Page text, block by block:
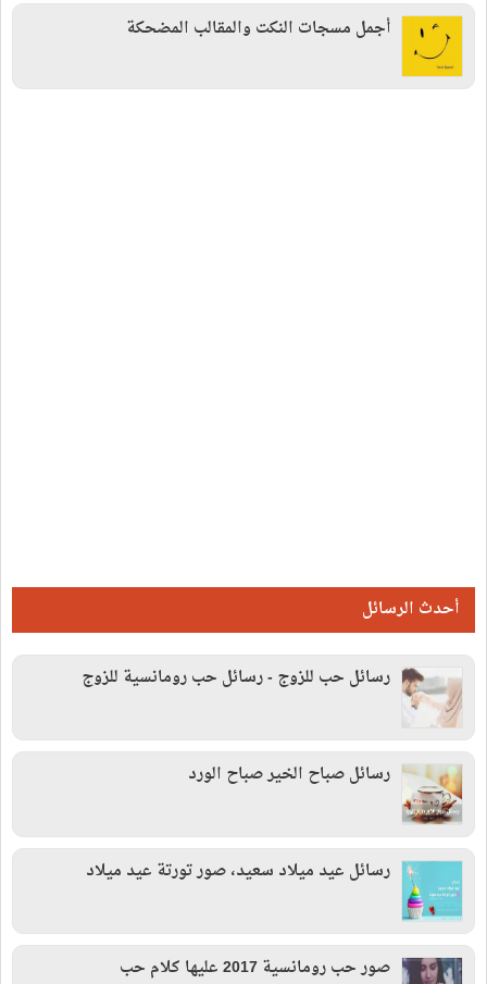
أجمل مسجات النكت والمقالب المضحكة
أحدث الرسائل
رسائل حب للزوج - رسائل حب رومانسية للزوج
رسائل صباح الخير صباح الورد
رسائل عيد ميلاد سعيد، صور تورتة عيد ميلاد
صور حب رومانسية 2017 عليها كلام حب